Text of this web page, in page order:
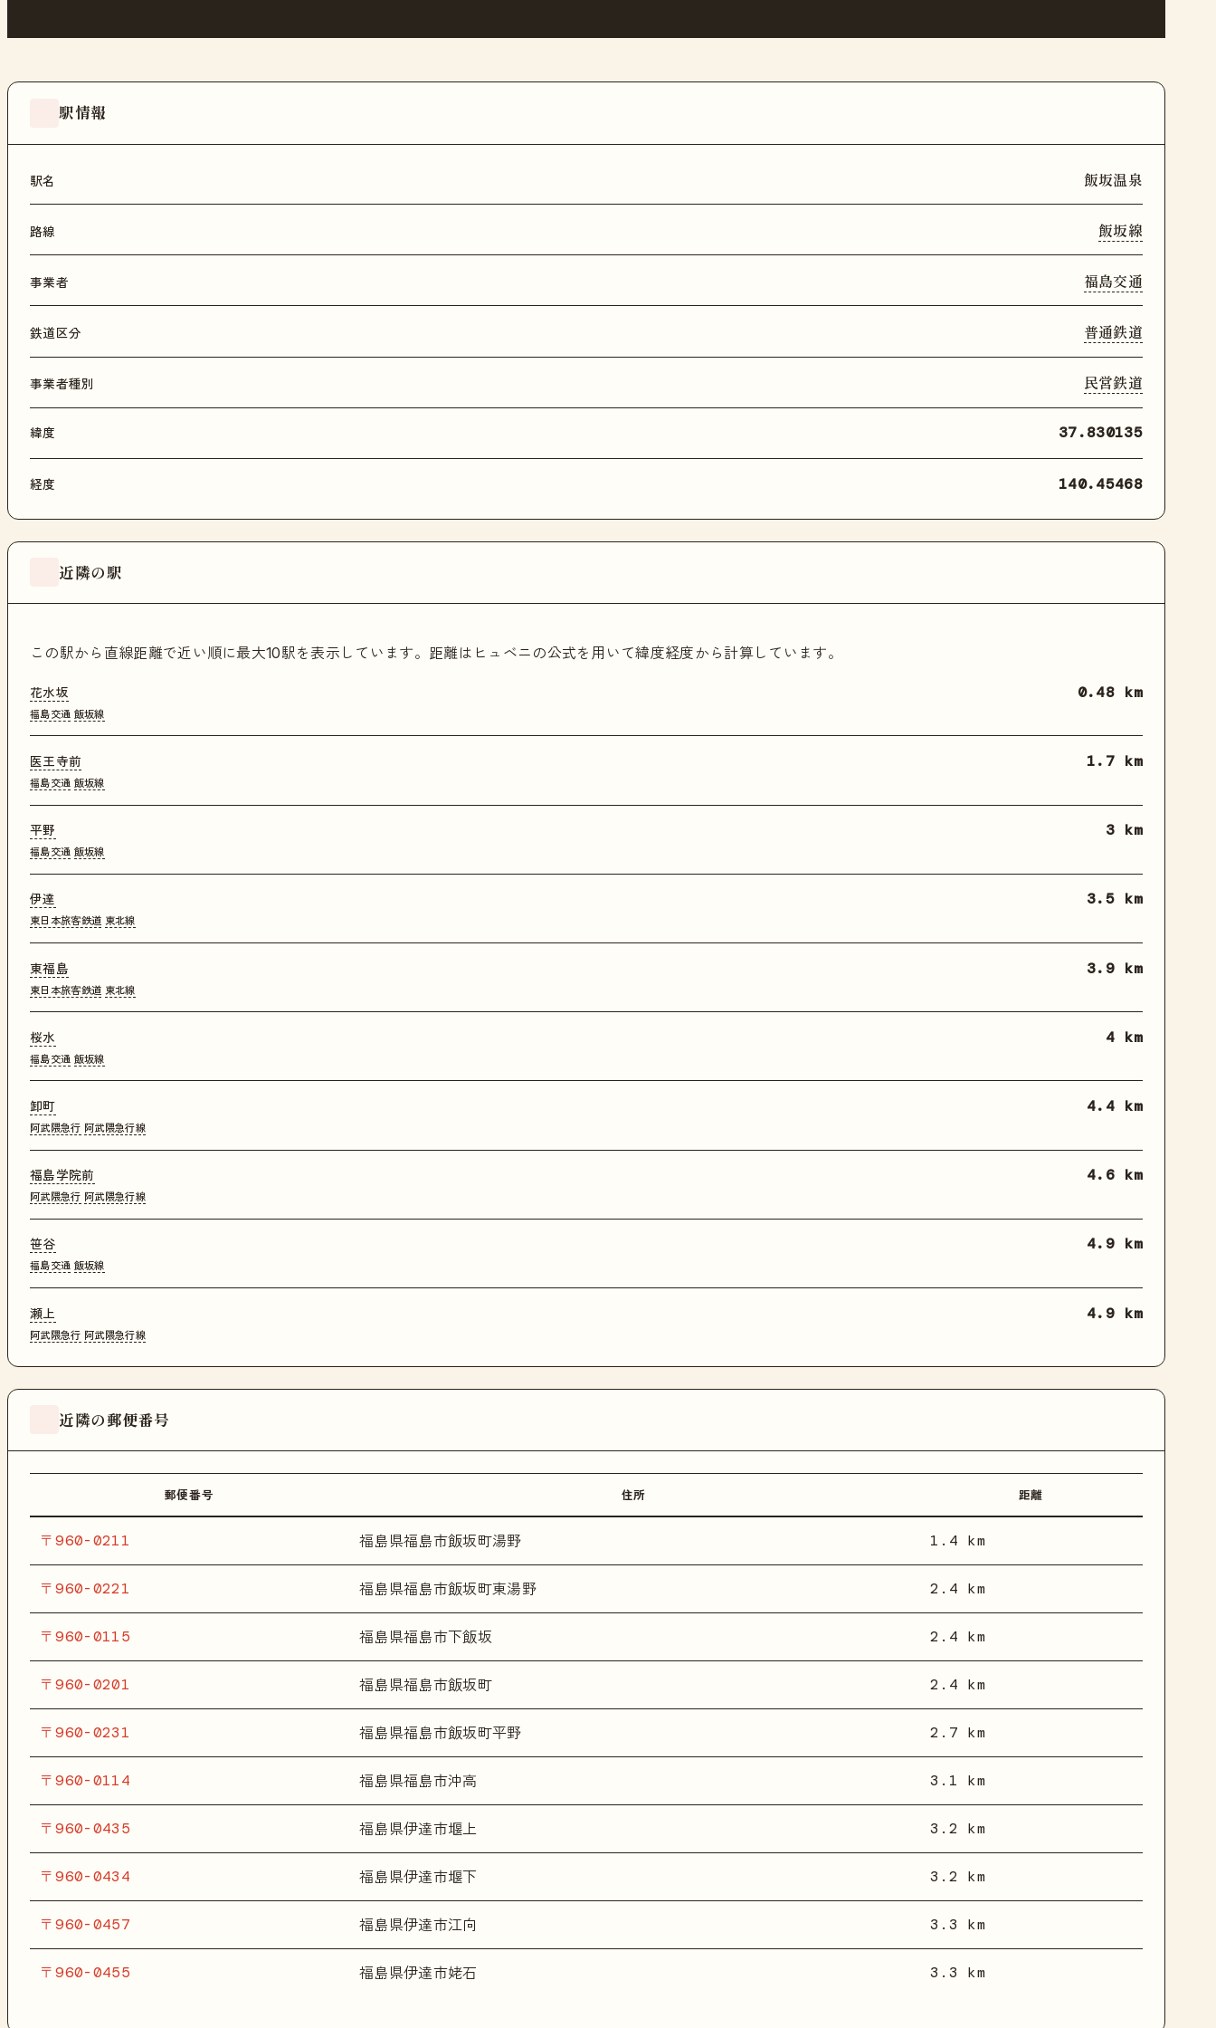
駅情報
駅名 飯坂温泉
路線 飯坂線
事業者 福島交通
鉄道区分 普通鉄道
事業者種別 民営鉄道
緯度 37.830135
経度 140.45468
近隣の駅
この駅から直線距離で近い順に最大10駅を表示しています。距離はヒュベニの公式を用いて緯度経度から計算しています。
花水坂
福島交通 飯坂線
0.48 km
医王寺前
福島交通 飯坂線
1.7 km
平野
福島交通 飯坂線
3 km
伊達
東日本旅客鉄道 東北線
3.5 km
東福島
東日本旅客鉄道 東北線
3.9 km
桜水
福島交通 飯坂線
4 km
卸町
阿武隈急行 阿武隈急行線
4.4 km
福島学院前
阿武隈急行 阿武隈急行線
4.6 km
笹谷
福島交通 飯坂線
4.9 km
瀬上
阿武隈急行 阿武隈急行線
4.9 km
近隣の郵便番号
郵便番号 住所 距離
〒960-0211 福島県福島市飯坂町湯野 1.4 km
〒960-0221 福島県福島市飯坂町東湯野 2.4 km
〒960-0115 福島県福島市下飯坂 2.4 km
〒960-0201 福島県福島市飯坂町 2.4 km
〒960-0231 福島県福島市飯坂町平野 2.7 km
〒960-0114 福島県福島市沖高 3.1 km
〒960-0435 福島県伊達市堰上 3.2 km
〒960-0434 福島県伊達市堰下 3.2 km
〒960-0457 福島県伊達市江向 3.3 km
〒960-0455 福島県伊達市姥石 3.3 km